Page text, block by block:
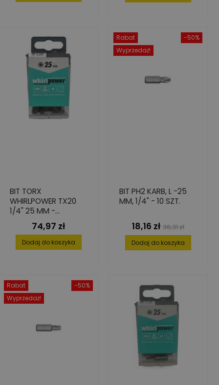
BIT TORX
WHIRLPOWER TX20
1/4" 25 MM -
WYSOKA TWARDOŚĆ
25 SZT.Cena
74,97 zł
Dodaj do koszyka
-50%
Rabat
Wyprzedaż!
BIT PH2 KARB, L -25
MM, 1/4" - 10 SZT.
Cena
18,16 zł Cena
podstawowa
36,31 zł
Dodaj do koszyka
-50%
Rabat
Wyprzedaż!